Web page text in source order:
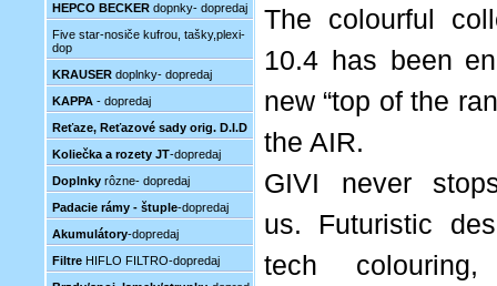
HEPCO BECKER dopnky- dopredaj
Five star-nosiče kufrou, tašky,plexi-
dop
KRAUSER doplnky- dopredaj
KAPPA - dopredaj
Reťaze, Reťazové sady orig. D.I.D
Koliečka a rozety JT-dopredaj
Doplnky rôzne- dopredaj
Padacie rámy - štuple-dopredaj
Akumulátory-dopredaj
Filtre HIFLO FILTRO-dopredaj
The colourful
10.4 has been
new “top of the
the AIR.
GIVI never
us. Futuristic
tech colouring,